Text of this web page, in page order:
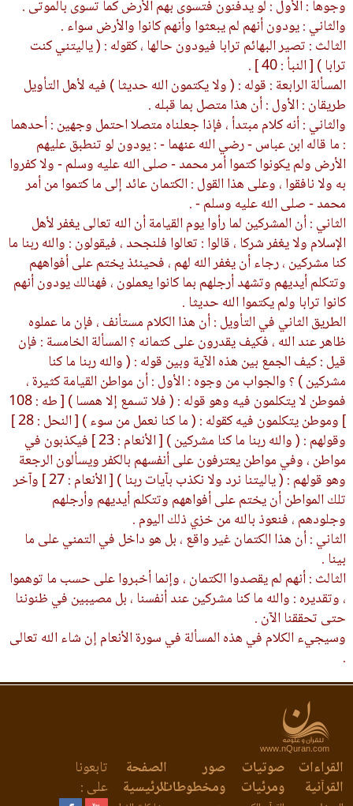
وجوها : الأول : لو يدفنون فتسوى بهم الأرض كما تسوى بالموتى .
والثاني : يودون أنهم لم يبعثوا وأنهم كانوا والأرض سواء .
الثالث : تصير البهائم ترابا فيودون حالها ، كقوله : ( ياليتني كنت
ترابا ) [ النبأ : 40 ] .
المسألة الرابعة : قوله : ( ولا يكتمون الله حديثا ) فيه لأهل التأويل
طريقان : الأول : أن هذا متصل بما قبله .
والثاني : أنه كلام مبتدأ ، فإذا جعلناه متصلا احتمل وجهين : أحدهما
: ما قاله ابن عباس - رضي الله عنهما - : يودون لو تنطبق عليهم
الأرض ولم يكونوا كتموا أمر محمد - صلى الله عليه وسلم - ولا كفروا
به ولا نافقوا ، وعلى هذا القول : الكتمان عائد إلى ما كتموا من أمر
محمد - صلى الله عليه وسلم - .
الثاني : أن المشركين لما رأوا يوم القيامة أن الله تعالى يغفر لأهل
الإسلام ولا يغفر شركا ، قالوا : تعالوا فلنجحد ، فيقولون : والله ربنا ما
كنا مشركين ، رجاء أن يغفر الله لهم ، فحينئذ يختم على أفواههم
وتتكلم أيديهم وتشهد أرجلهم بما كانوا يعملون ، فهنالك يودون أنهم
كانوا ترابا ولم يكتموا الله حديثا .
الطريق الثاني في التأويل : أن هذا الكلام مستأنف ، فإن ما عملوه
ظاهر عند الله ، فكيف يقدرون على كتمانه ؟ المسألة الخامسة : فإن
قيل : كيف الجمع بين هذه الآية وبين قوله : ( والله ربنا ما كنا
مشركين ) ؟ والجواب من وجوه : الأول : أن مواطن القيامة كثيرة ،
فموطن لا يتكلمون فيه وهو قوله : ( فلا تسمع إلا همسا ) [ طه : 108
] وموطن يتكلمون فيه كقوله : ( ما كنا نعمل من سوء ) [ النحل : 28 ]
وقولهم : ( والله ربنا ما كنا مشركين ) [ الأنعام : 23 ] فيكذبون في
مواطن ، وفي مواطن يعترفون على أنفسهم بالكفر ويسألون الرجعة
وهو قولهم : ( ياليتنا نرد ولا نكذب بآيات ربنا ) [ الأنعام : 27 ] وآخر
تلك المواطن أن يختم على أفواههم وتتكلم أيديهم وأرجلهم
وجلودهم ، فنعوذ بالله من خزي ذلك اليوم .
الثاني : أن هذا الكتمان غير واقع ، بل هو داخل في التمني على ما
بينا .
الثالث : أنهم لم يقصدوا الكتمان ، وإنما أخبروا على حسب ما توهموا
، وتقديره : والله ما كنا مشركين عند أنفسنا ، بل مصيبين في ظنوننا
حتى تحققنا الآن .
وسيجيء الكلام في هذه المسألة في سورة الأنعام إن شاء الله تعالى
.
www.nQuran.com
القراءات
القرآنية
صوتيات
ومرئيات
صور
ومخطوطات
الصفحة
الرئيسية
تابعونا
على :